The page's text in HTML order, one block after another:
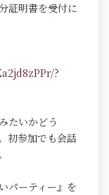
証明書を受付に
?
たいかどう
初参加でも会話
パーティー』を